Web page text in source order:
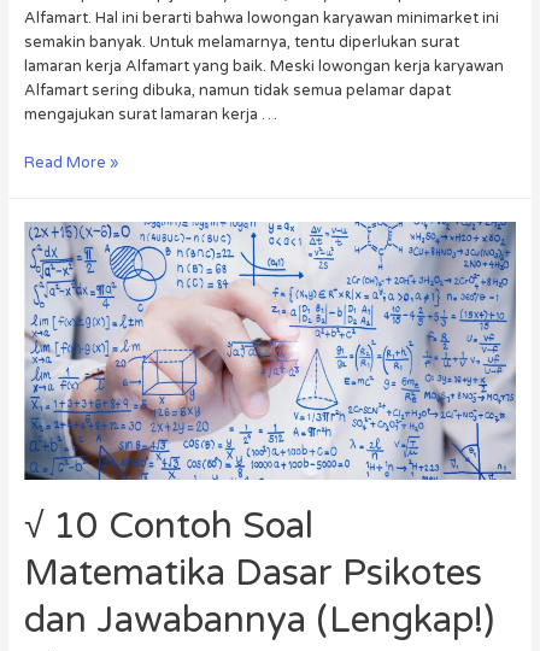
Alfamart. Hal ini berarti bahwa lowongan karyawan minimarket ini
semakin banyak. Untuk melamarnya, tentu diperlukan surat
lamaran kerja Alfamart yang baik. Meski lowongan kerja karyawan
Alfamart sering dibuka, namun tidak semua pelamar dapat
mengajukan surat lamaran kerja …
Read More »
√ 10 Contoh Soal
Matematika Dasar Psikotes
dan Jawabannya (Lengkap!)